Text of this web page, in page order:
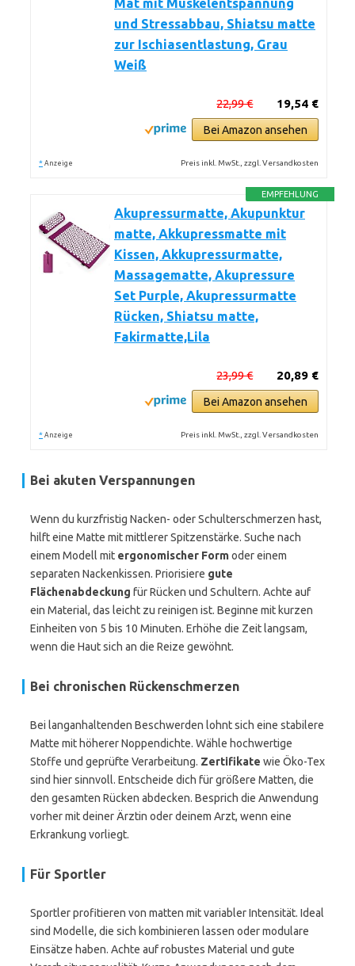
Mat mit Muskelentspannung
und Stressabbau, Shiatsu matte
zur Ischiasentlastung, Grau
Weiß
19,54 €
22,99 €
Bei Amazon ansehen
* Anzeige Preis inkl. MwSt., zzgl. Versandkosten
EMPFEHLUNG
Akupressurmatte, Akupunktur
matte, Akkupressmatte mit
Kissen, Akkupressurmatte,
Massagematte, Akupressure
Set Purple, Akupressurmatte
Rücken, Shiatsu matte,
Fakirmatte,Lila
20,89 €
23,99 €
Bei Amazon ansehen
* Anzeige Preis inkl. MwSt., zzgl. Versandkosten
Bei akuten Verspannungen
Wenn du kurzfristig Nacken- oder Schulterschmerzen hast,
hilft eine Matte mit mittlerer Spitzenstärke. Suche nach
einem Modell mit ergonomischer Formoder einem
separaten Nackenkissen. Priorisiere gute
Flächenabdeckung für Rücken und Schultern. Achte auf
ein Material, das leicht zu reinigen ist. Beginne mit kurzen
Einheiten von 5 bis 10 Minuten. Erhöhe die Zeit langsam,
wenn die Haut sich an die Reize gewöhnt.
Bei chronischen Rückenschmerzen
Bei langanhaltenden Beschwerden lohnt sich eine stabilere
Matte mit höherer Noppendichte. Wähle hochwertige
Stoffe und geprüfte Verarbeitung. Zertifikate wie Öko-Tex
sind hier sinnvoll. Entscheide dich für größere Matten, die
den gesamten Rücken abdecken. Besprich die Anwendung
vorher mit deiner Ärztin oder deinem Arzt, wenn eine
Erkrankung vorliegt.
Für Sportler
Sportler profitieren von matten mit variabler Intensität. Ideal
sind Modelle, die sich kombinieren lassen oder modulare
Einsätze haben. Achte auf robustes Material und gute